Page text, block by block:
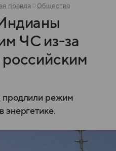
правда Общество
ЧС из-за
продлили режим
энергетике.